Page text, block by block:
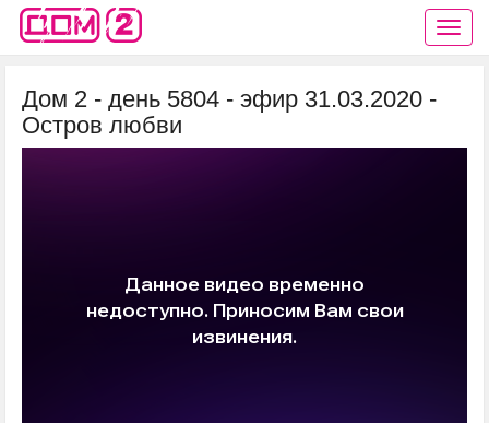
Дом 2 - день 5804 - эфир 31.03.2020 -
Остров любви